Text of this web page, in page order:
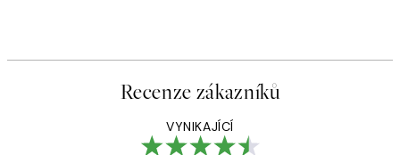
Recenze zákazníků
VYNIKAJÍCÍ